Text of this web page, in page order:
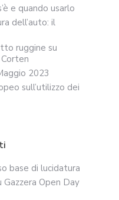
e quando usarlo
dell’auto: il
ruggine su
2023
sull’utilizzo dei
base di lucidatura
Gazzera Open Day